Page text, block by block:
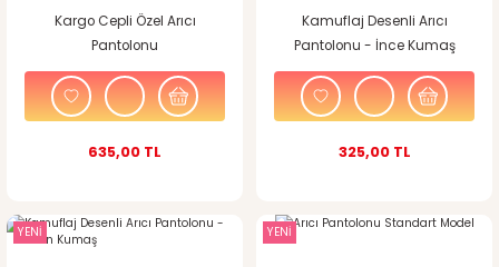
Kargo Cepli Özel Arıcı
Pantolonu
635,00 TL
Kamuflaj Desenli Arıcı
Pantolonu - İnce Kumaş
325,00 TL
YENİ YENİ